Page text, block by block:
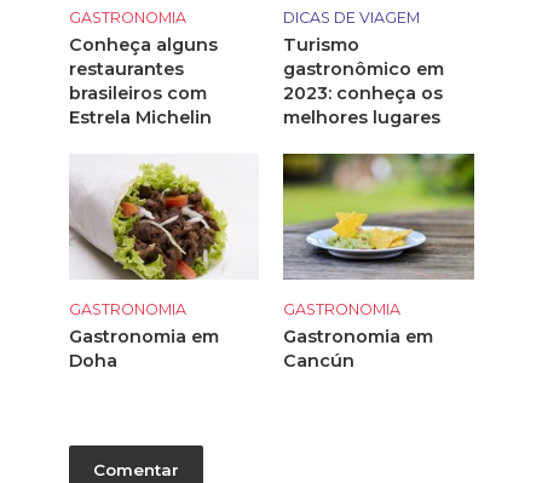
GASTRONOMIA
Conheça alguns
restaurantes
brasileiros com
Estrela Michelin
DICAS DE VIAGEM
Turismo
gastronômico em
2023: conheça os
melhores lugares
GASTRONOMIA
Gastronomia em
Doha
GASTRONOMIA
Gastronomia em
Cancún
Comentar